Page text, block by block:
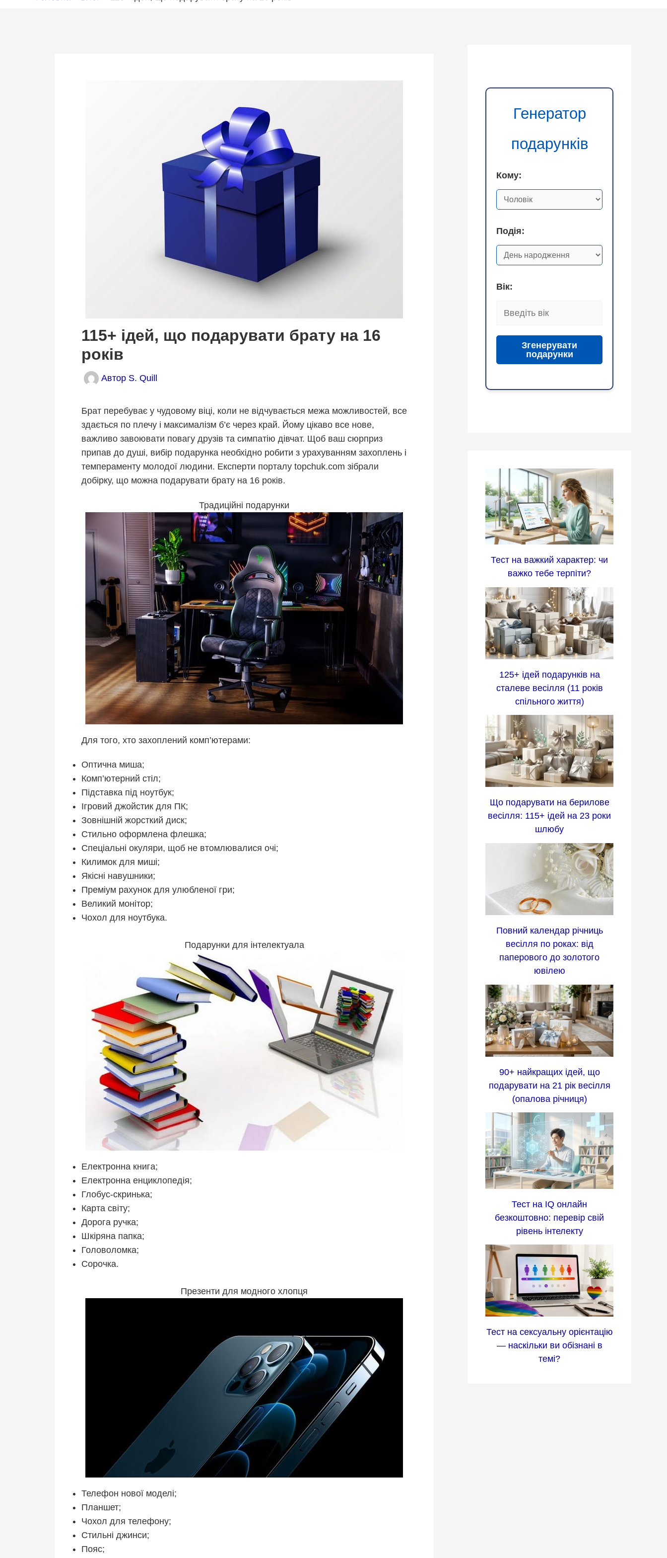
115+ ідей, що подарувати брату на 16
років
Автор S. Quill
Брат перебуває у чудовому віці, коли не відчувається межа можливостей, все
здається по плечу і максималізм б’є через край. Йому цікаво все нове,
важливо завоювати повагу друзів та симпатію дівчат. Щоб ваш сюрприз
припав до душі, вибір подарунка необхідно робити з урахуванням захоплень і
темпераменту молодої людини. Експерти порталу topchuk.com зібрали
добірку, що можна подарувати брату на 16 років.
Традиційні подарунки
Для того, хто захоплений комп’ютерами:
Оптична миша;
Комп’ютерний стіл;
Підставка під ноутбук;
Ігровий джойстик для ПК;
Зовнішній жорсткий диск;
Стильно оформлена флешка;
Спеціальні окуляри, щоб не втомлювалися очі;
Килимок для миші;
Якісні навушники;
Преміум рахунок для улюбленої гри;
Великий монітор;
Чохол для ноутбука.
Подарунки для інтелектуала
Електронна книга;
Електронна енциклопедія;
Глобус-скринька;
Карта світу;
Дорога ручка;
Шкіряна папка;
Головоломка;
Сорочка.
Презенти для модного хлопця
Телефон нової моделі;
Планшет;
Чохол для телефону;
Стильні джинси;
Пояс;
Генератор
подарунків
Кому:
Подія:
Вік:
Згенерувати
подарунки
Тест на важкий характер: чи
важко тебе терпіти?
125+ ідей подарунків на
сталеве весілля (11 років
спільного життя)
Що подарувати на берилове
весілля: 115+ ідей на 23 роки
шлюбу
Повний календар річниць
весілля по роках: від
паперового до золотого
ювілею
90+ найкращих ідей, що
подарувати на 21 рік весілля
(опалова річниця)
Тест на IQ онлайн
безкоштовно: перевір свій
рівень інтелекту
Тест на сексуальну орієнтацію
— наскільки ви обізнані в
темі?